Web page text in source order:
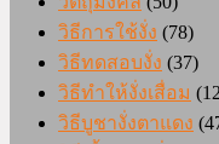
วิธีการใช้งั่ง (78)
วิธีทดสอบงั่ง (37)
วิธีทำให้งั่งเสื่อม
วิธีบูชางั่งตาแดง